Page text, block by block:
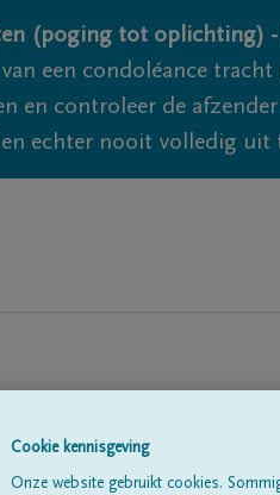
(poging tot oplichting) -
een condoléance
en controleer de
echter nooit volledig uit
in
Cookie kennisgeving
Onze website gebruikt cookies.